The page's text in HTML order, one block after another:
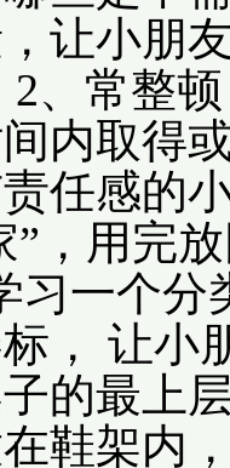
让小朋
、常整
内取得
任感的
”，用完
习一个
， 让小
的最上
鞋架内